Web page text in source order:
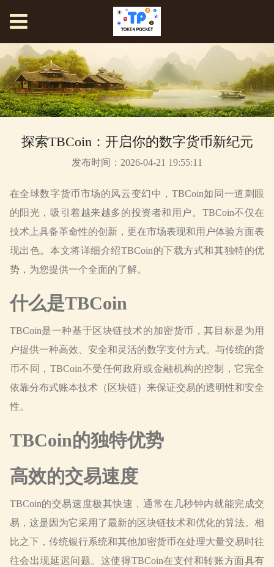
探索TBCoin：开启你的数字货币新纪元
发布时间：2026-04-21 19:55:11
在全球数字货币市场的风云变幻中，TBCoin如同一道刺眼
的阳光，吸引着越来越多的投资者和用户。TBCoin不仅在
技术上具备革命性的创新，更在市场表现和用户体验方面表
现出色。本文将详细介绍TBCoin的下载方式和其独特的优
势，为您提供一个全面的了解。
什么是TBCoin
TBCoin是一种基于区块链技术的加密货币，其目标是为用
户提供一种高效、安全和灵活的数字支付方式。与传统的货
币不同，TBCoin不受任何政府或金融机构的控制，它完全
依靠分布式账本技术（区块链）来保证交易的透明性和安全
性。
TBCoin的独特优势
高效的交易速度
TBCoin的交易速度极其快速，通常在几秒钟内就能完成交
易，这是因为它采用了最新的区块链技术和优化的算法。相
比之下，传统银行系统和其他加密货币在处理大量交易时往
往会出现延迟问题。这使得TBCoin在支付和转账方面具有